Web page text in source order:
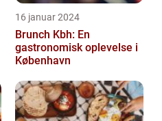
16 januar 2024
Brunch Kbh: En
gastronomisk oplevelse i
København